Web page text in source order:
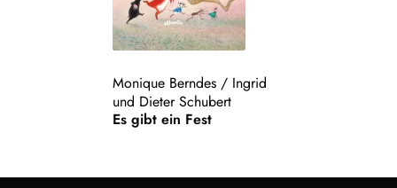
Monique Berndes / Ingrid
und Dieter Schubert
Es gibt ein Fest